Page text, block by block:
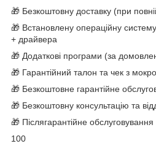
🎁 Безкоштовну доставку (при
🎁 Встановлену операційну
+ драйвера
🎁 Додаткові програми (за
🎁 Гарантійний талон та чек з
🎁 Безкоштовне гарантійне
🎁 Безкоштовну консультацію та
🎁 Післягарантійне
100